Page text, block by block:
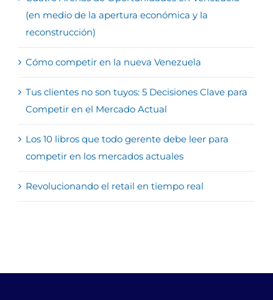
(en medio de la apertura económica y la
reconstrucción)
Cómo competir en la nueva Venezuela
Tus clientes no son tuyos: 5 Decisiones Clave para
Competir en el Mercado Actual
Los 10 libros que todo gerente debe leer para
competir en los mercados actuales
Revolucionando el retail en tiempo real